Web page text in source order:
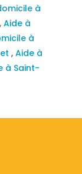
à
, Aide à
à
, Aide à
à Saint-